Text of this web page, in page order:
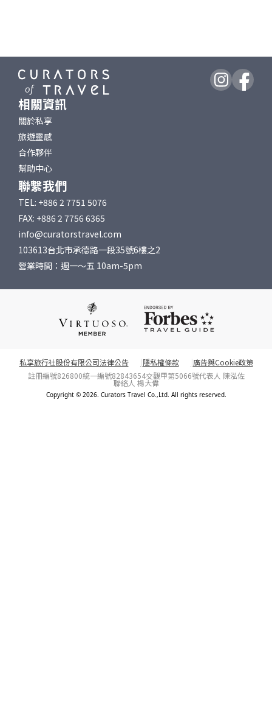
相關資訊
關於私享
旅遊靈感
合作夥伴
幫助中心
聯繫我們
TEL: +886 2 7751 5076
FAX: +886 2 7756 6365
info@curatorstravel.com
103613台北市承德路一段35號6樓之2
營業時間：週一～五 10am-5pm
私享旅行社股份有限公司法律公告 隱私權條款
廣告與Cookie政策
註冊編號826800統一編號82843654交觀甲第5066號代表人 陳泓佐
聯絡人 楊大偉
Copyright © 2026. Curators Travel Co.,Ltd. All rights reserved.